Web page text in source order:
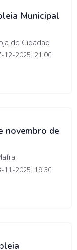
Municipal
de Cidadão
12-2025: 21:00
novembro de
11-2025: 19:30